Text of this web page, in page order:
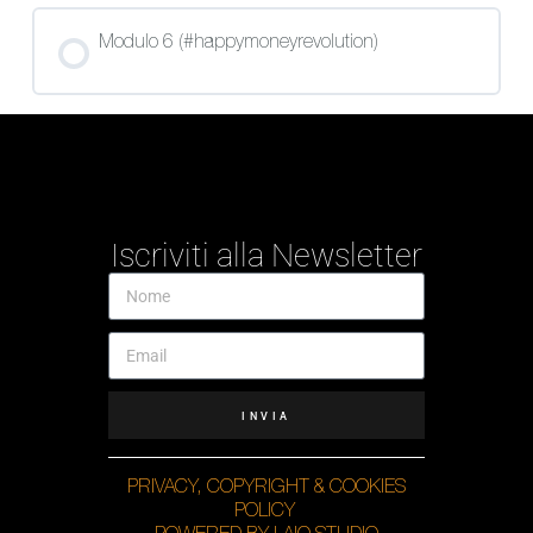
Modulo 6 (#happymoneyrevolution)
Iscriviti alla Newsletter
INVIA
PRIVACY, COPYRIGHT & COOKIES
POLICY